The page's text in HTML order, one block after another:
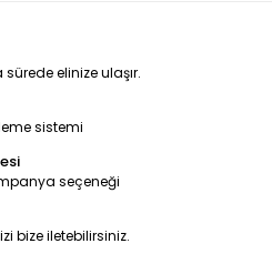
sürede elinize ulaşır.
sistemi
seçeneği
bize iletebilirsiniz.